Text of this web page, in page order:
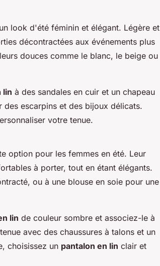
look d'été féminin et élégant. Légère et
décontractées aux événements plus
douces comme le blanc, le beige ou
lin à des sandales en cuir et un chapeau
escarpins et des bijoux délicats.
votre tenue.
option pour les femmes en été. Leur
à porter, tout en étant élégants.
ou à une blouse en soie pour une
lin de couleur sombre et associez-le à
avec des chaussures à talons et un
choisissez un pantalon en lin clair et